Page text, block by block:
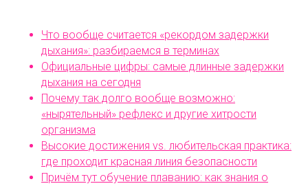
Что вообще считается «рекордом задержки
дыхания»: разбираемся в терминах
Официальные цифры: самые длинные задержки
дыхания на сегодня
Почему так долго вообще возможно:
«нырятельный» рефлекс и другие хитрости
организма
Высокие достижения vs. любительская практика:
где проходит красная линия безопасности
Причём тут обучение плаванию: как знания о